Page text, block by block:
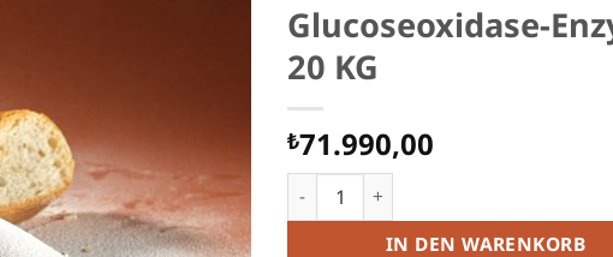
Glucoseoxidase-
20 KG
₺71.990,00
Glucoseoxidase-Enzym 20 KG Menge
IN DEN WARENKORB